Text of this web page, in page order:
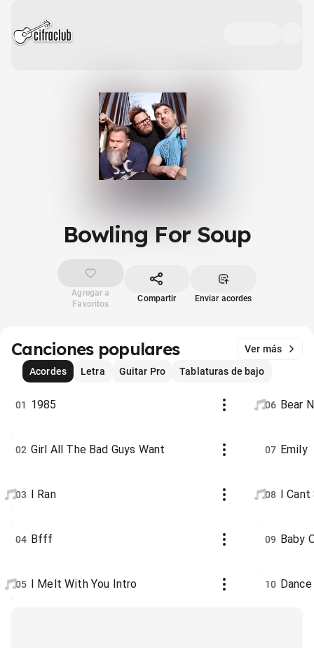
Bowling For Soup
Agregar a
Favoritos
Compartir Enviar acordes
Canciones populares
Ver más
Acordes
Letra Guitar Pro Tablaturas de bajo
01 1985
02 Girl All The Bad Guys Want
03 I Ran
04 Bfff
05 I Melt With You Intro
06 Bear
07 Emily
08 I Cant
09 Baby
10